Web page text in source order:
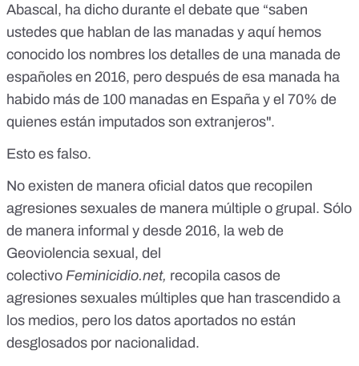
Abascal, ha dicho durante el debate que “saben
ustedes que hablan de las manadas y aquí hemos
conocido los nombres los detalles de una manada de
españoles en 2016, pero después de esa manada ha
habido más de 100 manadas en España y el 70% de
quienes están imputados son extranjeros".
Esto es falso.
No existen de manera oficial datos que recopilen
agresiones sexuales de manera múltiple o grupal. Sólo
de manera informal y desde 2016, la web de
Geoviolencia sexual, del
colectivo Feminicidio.net, recopila casos de
agresiones sexuales múltiples que han trascendido a
los medios, pero los datos aportados no están
desglosados por nacionalidad.